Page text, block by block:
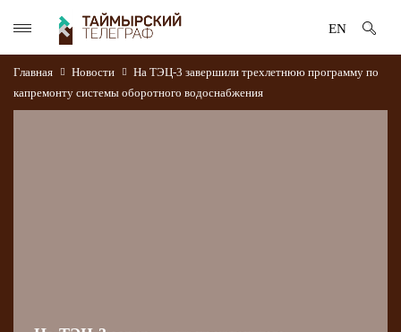
EN
Главная Новости
На ТЭЦ-3 завершили трехлетнюю программу по
капремонту системы оборотного водоснабжения